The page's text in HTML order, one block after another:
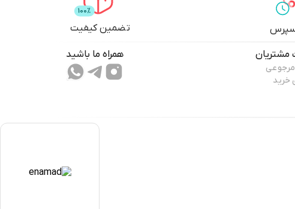
تضمین کیفیت
مشتریان
مرجوعی
خرید
همراه ما باشید